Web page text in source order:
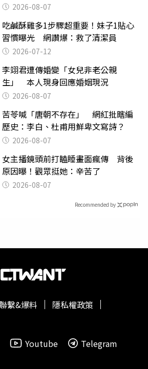
2026-08-07
吃鹹酥雞多1步驟超重要！妹子1貼心
習慣曝光 網讚爆：救了清潔員
2026-07-12
李翊君遭傳婚變「女兒非老公親
生」 本人現身回應婚姻現況
2026-08-07
苦苓喊「唐朝不存在」 網紅批瞎編
歷史：李白、杜甫用鮮卑文寫詩？
2026-08-07
女主播鏡頭前打瞌睡畫面瘋傳 背後
原因曝！觀眾挺她：辛苦了
2026-08-07
Recommended by
繫&爆料
隱私權政策
Youtube Telegram